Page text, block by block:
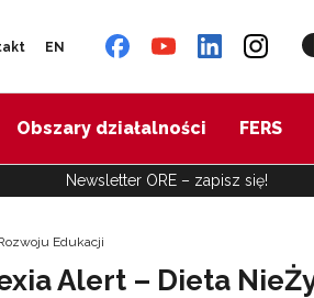
EN
Obszary działalności FERS
Newsletter ORE – zapisz się!
Edukacji
Alert – Dieta